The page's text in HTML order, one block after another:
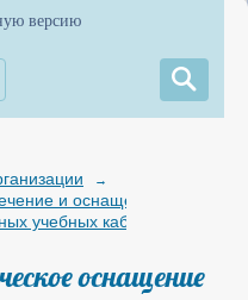
версию
→
и оснащенность
учебных кабинетов
оснащение